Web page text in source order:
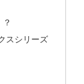
スシリーズ